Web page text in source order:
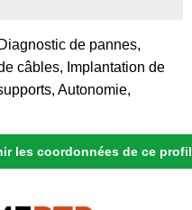
de pannes,
câbles, Implantation de
Autonomie,
les coordonnées de ce profil